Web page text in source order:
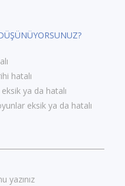
hatalı
ya da hatalı
eksik ya da hatalı
yazınız